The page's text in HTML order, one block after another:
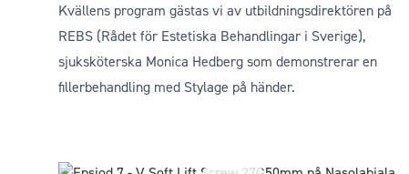
Kvällens program gästas vi av utbildningsdirektören på
REBS (Rådet för Estetiska Behandlingar i Sverige),
sjuksköterska Monica Hedberg som demonstrerar en
fillerbehandling med Stylage på händer.